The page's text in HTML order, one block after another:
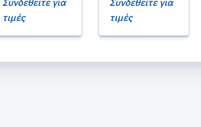
Συνδεθείτε για
τιμές
Συνδεθείτε για
τιμές